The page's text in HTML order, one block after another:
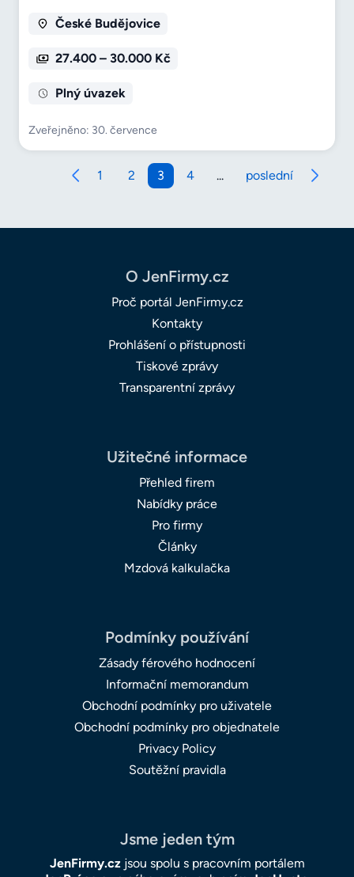
České Budějovice
27.400 – 30.000 Kč
Plný úvazek
Zveřejněno: 30. července
1 2 3 4 ... poslední
O JenFirmy.cz
Proč portál JenFirmy.cz
Kontakty
Prohlášení o přístupnosti
Tiskové zprávy
Transparentní zprávy
Užitečné informace
Přehled firem
Nabídky práce
Pro firmy
Články
Mzdová kalkulačka
Podmínky používání
Zásady férového hodnocení
Informační memorandum
Obchodní podmínky pro uživatele
Obchodní podmínky pro objednatele
Privacy Policy
Soutěžní pravidla
Jsme jeden tým
JenFirmy.czjsou spolu s pracovním portálem